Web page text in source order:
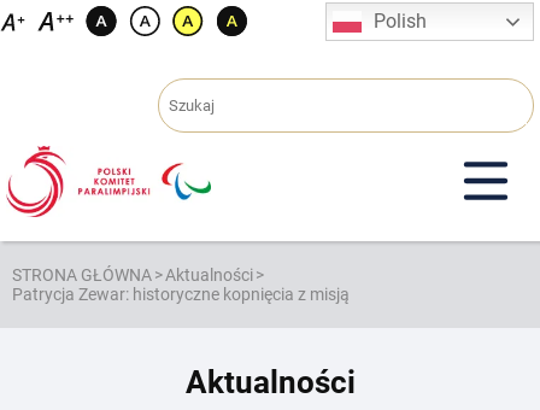
Przejdź
Polish
STRONA GŁÓWNA>Aktualności>
Patrycja Zewar: historyczne kopnięcia z misją
Aktualności